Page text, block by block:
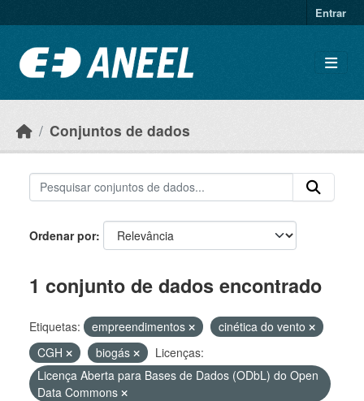
Entrar
Conjuntos de dados
Ordenar por
1 conjunto de dados encontrado
Etiquetas: empreendimentos
cinética do vento
CGH
biogás
Licenças:
Licença Aberta para Bases de Dados (ODbL) do Open
Data Commons